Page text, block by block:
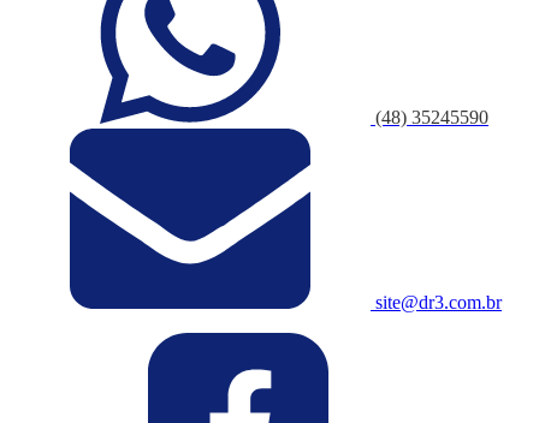
(48) 35245590
site@dr3.com.br